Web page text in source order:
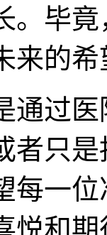
。毕
来的希
过医
者只
每一
悦和期